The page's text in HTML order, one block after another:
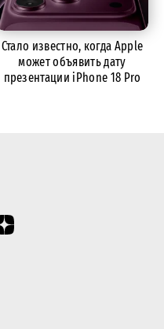
Стало известно, когда Apple
может объявить дату
презентации iPhone 18 Pro